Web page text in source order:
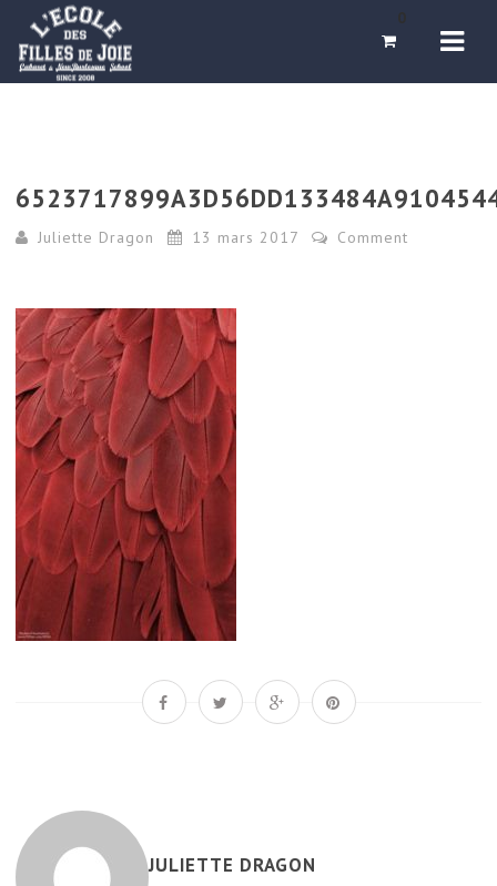
0
Juliette Dragon 13 mars 2017 Comment
JULIETTE DRAGON